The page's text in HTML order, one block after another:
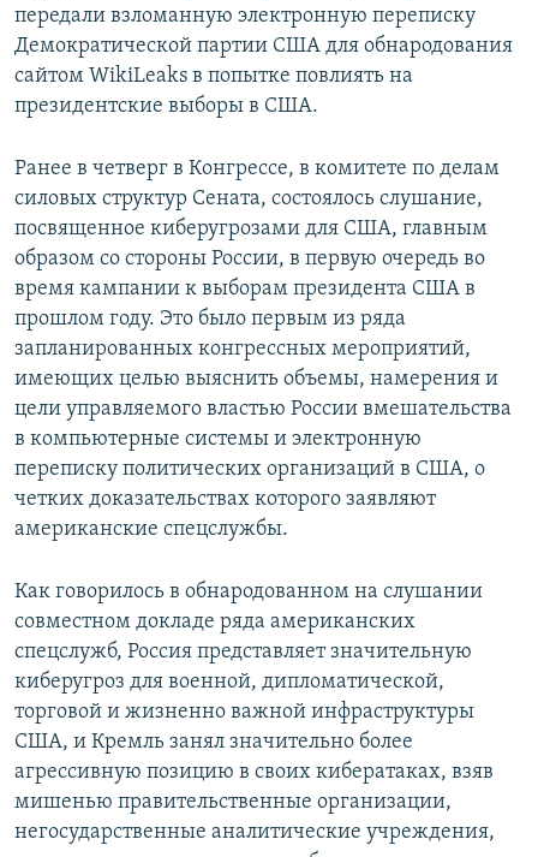
передали взломанную электронную переписку
Демократической партии США для обнародования
сайтом WikiLeaks в попытке повлиять на
президентские выборы в США.
Ранее в четверг в Конгрессе, в комитете по делам
силовых структур Сената, состоялось слушание,
посвященное киберугрозами для США, главным
образом со стороны России, в первую очередь во
время кампании к выборам президента США в
прошлом году. Это было первым из ряда
запланированных конгрессных мероприятий,
имеющих целью выяснить объемы, намерения и
цели управляемого властью России вмешательства
в компьютерные системы и электронную
переписку политических организаций в США, о
четких доказательствах которого заявляют
американские спецслужбы.
Как говорилось в обнародованном на слушании
совместном докладе ряда американских
спецслужб, Россия представляет значительную
киберугроз для военной, дипломатической,
торговой и жизненно важной инфраструктуры
США, и Кремль занял значительно более
агрессивную позицию в своих кибератаках, взяв
мишенью правительственные организации,
негосударственные аналитические учреждения,